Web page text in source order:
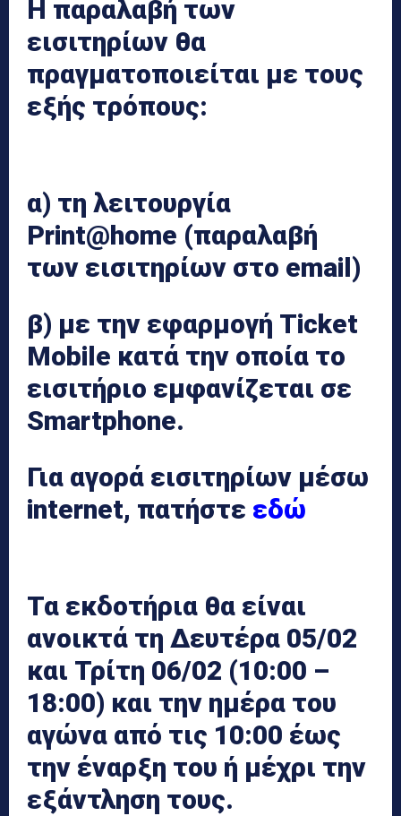
Η παραλαβή των
εισιτηρίων θα
πραγματοποιείται με τους
εξής τρόπους:
α) τη λειτουργία
Print@home (παραλαβή
των εισιτηρίων στο email)
β) με την εφαρμογή Ticket
Mobile κατά την οποία το
εισιτήριο εμφανίζεται σε
Smartphone.
Για αγορά εισιτηρίων μέσω
internet, πατήστε εδώ
Τα εκδοτήρια θα είναι
ανοικτά τη Δευτέρα 05/02
και Τρίτη 06/02 (10:00 –
18:00) και την ημέρα του
αγώνα από τις 10:00 έως
την έναρξη του ή μέχρι την
εξάντληση τους.